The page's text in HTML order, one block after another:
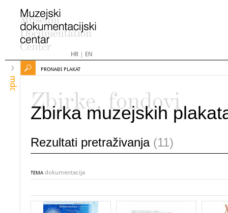
HR| EN
mdc
PRONAĐI PLAKAT
Zbirke, fondovi
Zbirka muzejskih
Rezultati pretraživanja (11)
TEMA dokumentacija